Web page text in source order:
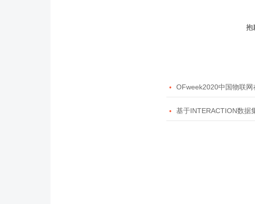
抱
 OFweek2020中国物联网
 基于INTERACTION数据集的自